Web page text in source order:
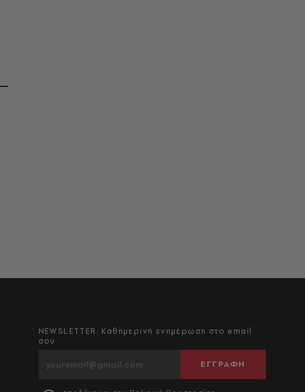
NEWSLETTER: Καθημερινή ενημέρωση στο email
σου
ΕΓΓΡΑΦΗ